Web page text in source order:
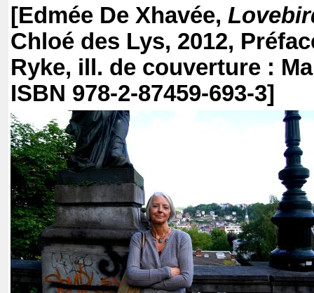
[Edmée De Xhavée,
Chloé des Lys, 2012,
Ryke, ill. de couverture :
ISBN 978-2-87459-693-3]